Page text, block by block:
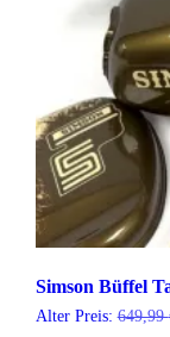
Simson Büffel
Alter Preis: 649,99